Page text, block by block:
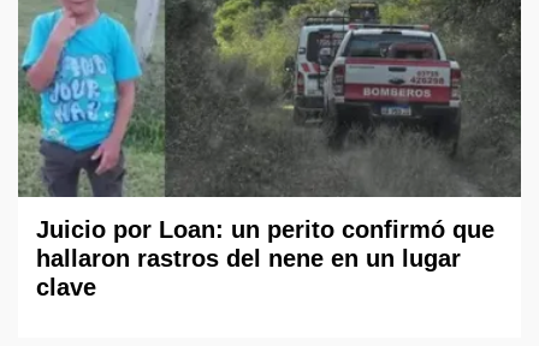
Juicio por Loan: un perito confirmó que
hallaron rastros del nene en un lugar
clave